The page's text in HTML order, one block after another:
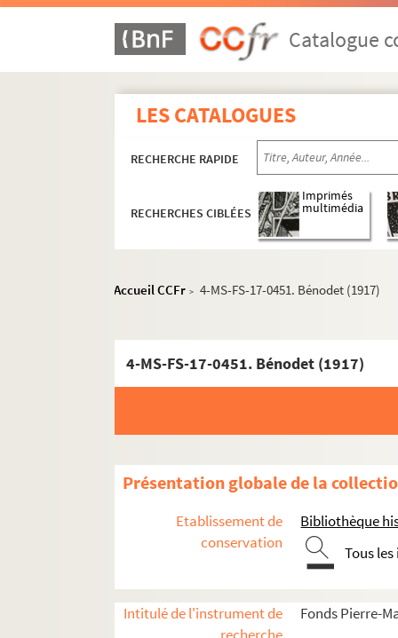
Catalogue
LES CATALOGUES
RECHERCHE RAPIDE
RECHERCHES CIBLÉES
Imprimés
multimédia
Accueil CCFr > 4-MS-FS-17-0451. Bénodet (1917)
4-MS-FS-17-0451. Bénodet (1917)
Présentation globale de la
Etablissement de
conservation
Bibliothèque
Tous
Intitulé de l'instrument de
Fonds Pierre-
Correspondance
4-MS-FS-17-1314. Gisèle Prassinos.
4-MS-FS-17-1330. « Les grands
Famille
Événements
Lieux
4-MS-FS-17-0444. Pierre-Marcel
4-MS-FS-17-0445. Pierre-Marcel
4-MS-FS-17-0446. Pierre-Marcel